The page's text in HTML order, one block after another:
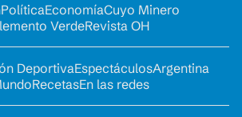
PolíticaEconomíaCuyo Minero
VerdeRevista OH
DeportivaEspectáculosArgentina
RecetasEn las redes